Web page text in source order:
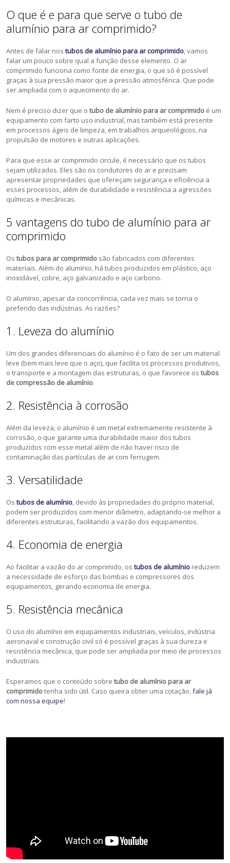
O que é e para que serve o tubo de
alumínio para ar comprimido?
Antes de falar nostubos de alumínio para ar comprimido, vamos
falar um pouco sobre qual a função desse elemento. O ar
comprimido funciona como fonte de energia, o que só é possível
graças à sua pressão maior que a pressão atmosférica. Que pode
ser ampliada com o aquecimento do ar.
Nem é preciso dizer que otubo de alumínio para ar comprimido é um
equipamento com farto uso industrial, mas também está presente
em processos ágeis de limpeza, em trabalhos arqueológicos, na
propulsão de motores e outras aplicações.
Para que esse ar comprimido circule, é necessário que os tubos
sejam utilizados. Eles são os condutores do ar e precisam
apresentar propriedades que ofereçam segurança e eficiência a
esses processos, além de durabilidade e resistência a agressões
químicas e mecânicas.
5 vantagens do tubo de alumínio para ar
comprimido
Ostubos para ar comprimido são fabricados com diferentes
materiais. Além do alumínio, há tubos produzidos em plástico, aço
inoxidável, cobre, aço galvanizado e aço carbono.
O alumínio, apesar da concorrência, cada vez mais se torna o
preferido das indústrias. As razões?
1. Leveza do alumínio
Um dos grandes diferenciais do alumínio é o fato de ser um material
leve (bem mais leve que o aço), que facilita os processos produtivos,
o transporte e a montagem das estruturas, o que favorece ostubos
de compressão de alumínio.
2. Resistência à corrosão
Além da leveza, o alumínio é um metal extremamente resistente à
corrosão, o que garante uma durabilidade maior dos tubos
produzidos com esse metal além de não haver risco de
contaminação das partículas de ar com ferrugem.
3. Versatilidade
Ostubos de alumínio, devido às propriedades do próprio material,
podem ser produzidos com menor diâmetro, adaptando-se melhor a
diferentes estruturas, facilitando a vazão dos equipamentos.
4. Economia de energia
Ao facilitar a vazão do ar comprimido, ostubos de alumínio reduzem
a necessidade de esforço das bombas e compressores dos
equipamentos, gerando economia de energia.
5. Resistência mecânica
O uso do alumínio em equipamentos industriais, veículos, indústria
aeronaval e construção civil só é possível graças à sua dureza e
resistência mecânica, que pode ser ampliada por meio de processos
industriais.
Esperamos que o conteúdo sobretubo de alumínio para ar
comprimidotenha sido útil. Caso queira obter uma cotação,fale já
com nossa equipe!